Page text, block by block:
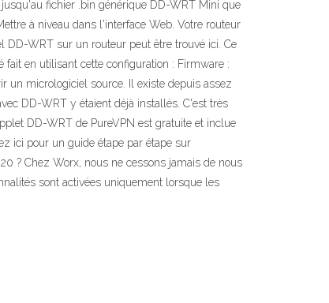
fichier .bin générique DD-WRT Mini que
à niveau dans l'interface Web. Votre routeur
WRT sur un routeur peut être trouvé ici. Ce
en utilisant cette configuration : Firmware :
micrologiciel source. Il existe depuis assez
DD-WRT y étaient déjà installés. C'est très
DD-WRT de PureVPN est gratuite et inclue
ici pour un guide étape par étape sur
? Chez Worx, nous ne cessons jamais de nous
sont activées uniquement lorsque les